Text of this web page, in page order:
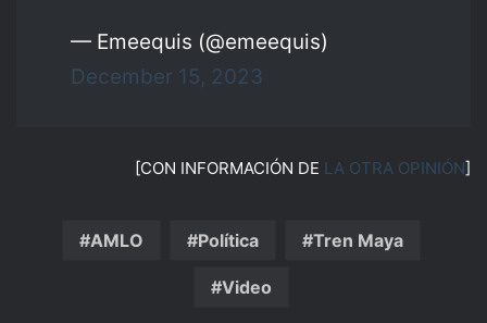
— Emeequis (@emeequis)
December 15, 2023
[CON INFORMACIÓN DE LA OTRA OPINIÓN]
AMLO Política Tren Maya
Video